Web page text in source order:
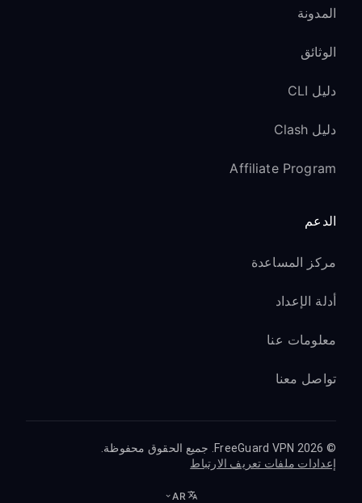
المدونة
الوثائق
دليل CLI
دليل Clash
Affiliate Program
الدعم
مركز المساعدة
أدلة الإعداد
معلومات عنا
تواصل معنا
© 2026 FreeGuard VPN. جميع الحقوق محفوظة.
إعدادات ملفات تعريف الارتباط
AR